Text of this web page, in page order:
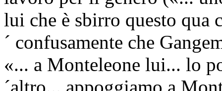
lui che è sbirro questo qua
´ confusamente che
«... a Monteleone lui... lo
´altro... appoggiamo a